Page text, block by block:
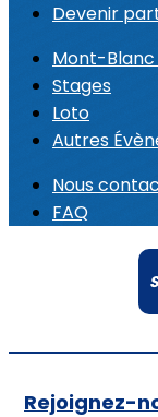
Devenir
Mont-Blanc
Stages
Loto
Autres
Nous
FAQ
Rejoignez-